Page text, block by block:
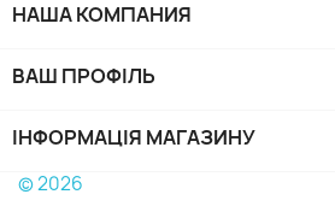
НАША КОМПАНИЯ
ВАШ ПРОФІЛЬ
ІНФОРМАЦІЯ МАГАЗИНУ
© 2026